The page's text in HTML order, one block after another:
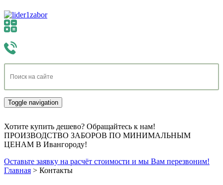
Toggle navigation
Хотите купить дешево? Обращайтесь к нам!
ПРОИЗВОДСТВО ЗАБОРОВ ПО МИНИМАЛЬНЫМ
ЦЕНАМ В Ивангороду!
Оставьте заявку на расчёт стоимости и мы Вам перезвоним!
Главная > Контакты